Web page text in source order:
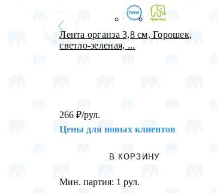
Лента органза 3,8 см, Горошек,
светло-зеленая, ...
266₽/рул.
Цены для новых клиентов
В КОРЗИНУ
Мин. партия: 1 рул.